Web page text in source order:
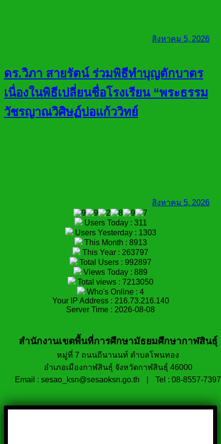
สิงหาคม 5, 2026
ดร.วิภา สายรัตน์ ร่วมพิธีทำบุญตักบาตร
เนื่องในพิธีเปลี่ยนชื่อโรงเรียน “พระธรรม
วัชรญาณวิศิษฏ์บ่อแก้ววิทย์
สิงหาคม 5, 2026
Users Today : 311
Users Yesterday : 1303
This Month : 8913
This Year : 263797
Total Users : 992897
Views Today : 889
Total views : 7213050
Who's Online : 4
Your IP Address : 216.73.216.140
Server Time : 2026-08-08
สำนักงานเขตพื้นที่การศึกษามัธยมศึกษากาฬสินธุ์
หมู่ที่ 7 ถนนถีนานนท์ ตำบลโพนทอง
อำเภอเมืองกาฬสินธุ์ จังหวัดกาฬสินธุ์ 46000
Email : sesao_ksn@sesaoksn.go.th
Tel : 08-8557-7397